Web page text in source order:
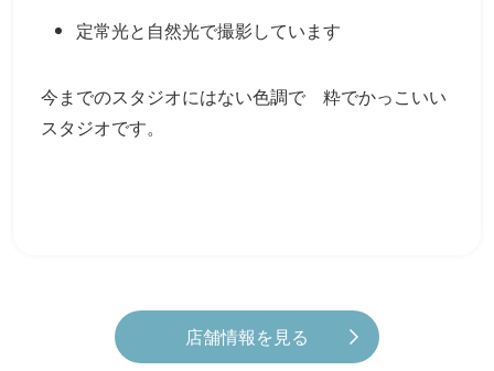
定常光と自然光で撮影しています
今までのスタジオにはない色調で 粋でかっこいい
スタジオです。
店舗情報を見る